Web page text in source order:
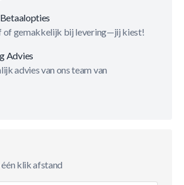
of gemakkelijk bij levering—jij kiest!
Advies
advies van ons team van
klik afstand